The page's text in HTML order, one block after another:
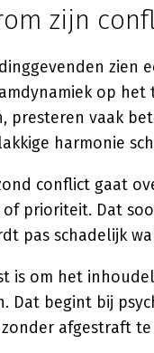
zijn
zien
op
presteren vaak
harmonie
conflict gaat
of prioriteit. Dat
pas schadelijk
is om het
Dat begint bij
afgestraft